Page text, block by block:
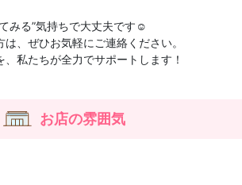
みる”気持ちで大丈夫です☺️
、ぜひお気軽にご連絡ください。
私たちが全力でサポートします！
お店の雰囲気